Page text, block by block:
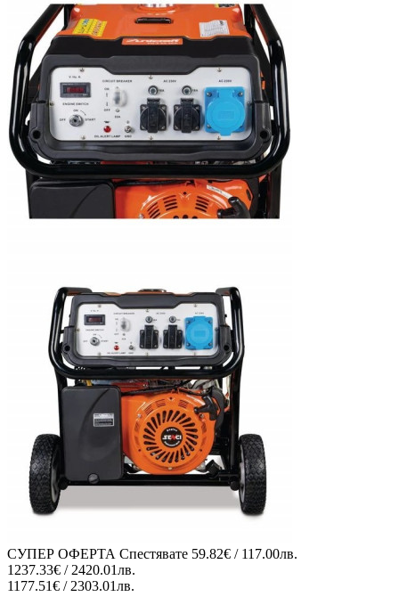
СУПЕР ОФЕРТА Спестявате 59.82€ / 117.00лв.
1237.33€ / 2420.01лв.
1177.51€ / 2303.01лв.